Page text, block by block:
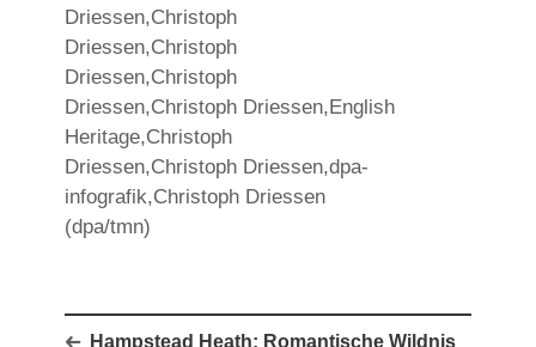
Driessen,Christoph
Driessen,Christoph
Driessen,Christoph
Driessen,Christoph Driessen,English
Heritage,Christoph
Driessen,Christoph Driessen,dpa-
infografik,Christoph Driessen
(dpa/tmn)
Hampstead Heath: Romantische Wildnis